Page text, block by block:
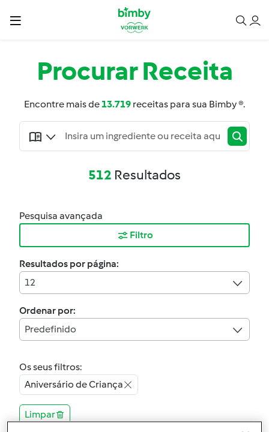
ProcurarReceita
Encontre mais de13.719 receitas para sua Bimby ®.
512 Resultados
Pesquisa avançada
Filtro
Resultados por página:
12
Ordenar por:
Predefinido
Os seus filtros:
Aniversário de Criança
Limpar